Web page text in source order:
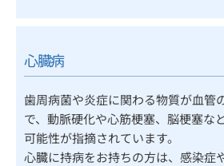
心臓病
歯周病菌や炎症に関わる物質が血管
で、動脈硬化や心筋梗塞、脳梗塞な
可能性が指摘されています。
心臓に持病をお持ちの方は、感染症